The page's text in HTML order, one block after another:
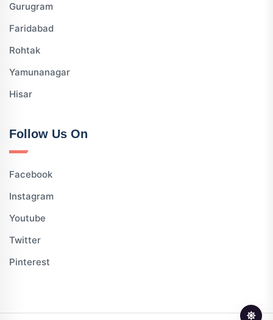
Gurugram
Faridabad
Rohtak
Yamunanagar
Hisar
Follow Us On
Facebook
Instagram
Youtube
Twitter
Pinterest